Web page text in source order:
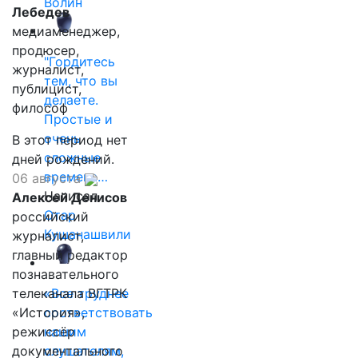
"Гордитесь
тем, что вы
делаете.
Простые и
очень
сложные
времена…
Написал
Отар
Кушанашвили
«Все труднее
соответствовать
нашим
слушателям,
Лебедев
медиаменеджер,
продюсер,
журналист,
публицист,
философ
В этот период нет
дней рождений.
06 августа
Алексей Денисов
российский
журналист,
главный редактор
познавательного
телеканала ВГТРК
«История»,
режиссёр
документального